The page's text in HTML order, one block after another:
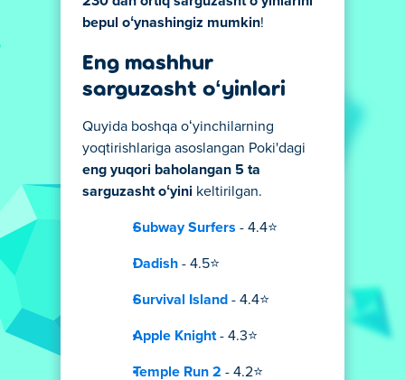
bepul oʻynashingiz mumkin!
Eng mashhur
sarguzasht oʻyinlari
Quyida boshqa oʻyinchilarning
yoqtirishlariga asoslangan Poki'dagi
eng yuqori baholangan 5 ta
sarguzasht oʻyini keltirilgan.
Subway Surfers - 4.4⭐
Dadish - 4.5⭐
Survival Island - 4.4⭐
Apple Knight - 4.3⭐
Temple Run 2 - 4.2⭐